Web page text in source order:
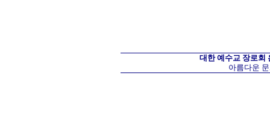
대한 예수교 장로회
아름다운